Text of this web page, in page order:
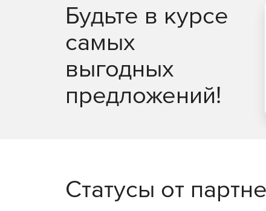
Будьте в курсе
самых
выгодных
предложений!
Статусы от